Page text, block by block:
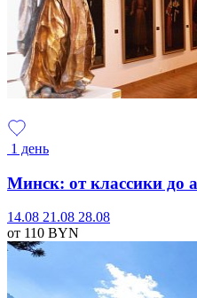
1 день
Минск: от классики до
14.08 21.08 28.08
от 110 BYN